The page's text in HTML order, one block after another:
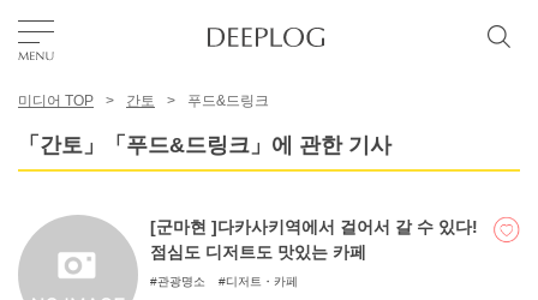
에리어
미디어 TOP 간토 푸드&드링크
「간토」「푸드&드링크」에 관한 기사
[군마현 ]다카사키역에서 걸어서 갈 수 있다!
점심도 디저트도 맛있는 카페
관광명소 디저트・카페